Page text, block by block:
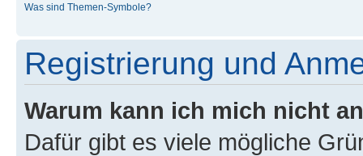
Was sind Themen-Symbole?
Registrierung und
Warum kann ich mich nicht
Dafür gibt es viele mögliche